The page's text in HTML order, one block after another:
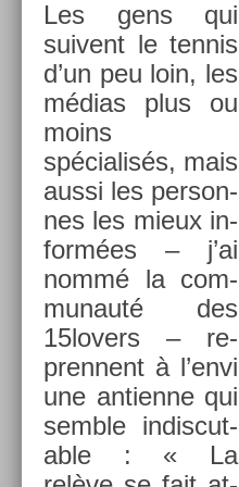
Les gens qui
suivent le ten­nis
d’un peu loin, les
médias plus ou
moins
spécialisés, mais
aussi les per­son­
nes les mieux in­
formées – j’ai
nommé la com­
munauté des
15lovers – re­
pren­nent à l’envi
une anti­en­ne qui
semble in­dis­cut­
able : « La